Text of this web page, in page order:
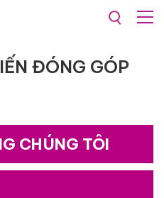
ĐÓNG GÓP
CHÚNG TÔI